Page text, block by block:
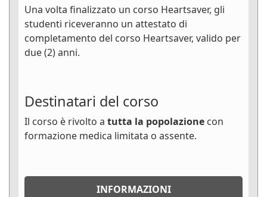
Una volta finalizzato un corso Heartsaver, gli
studenti riceveranno un attestato di
completamento del corso Heartsaver, valido per
due (2) anni.
Destinatari del corso
Il corso è rivolto a tutta la popolazione con
formazione medica limitata o assente.
INFORMAZIONI